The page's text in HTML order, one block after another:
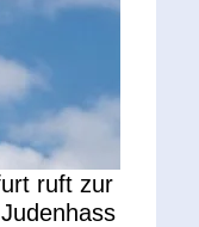
ruft zur